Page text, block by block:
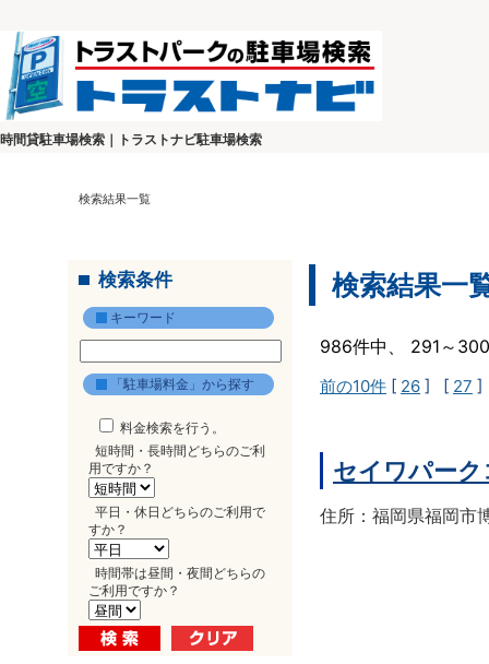
時間貸駐車場検索｜トラストナビ駐車場検索
検索結果一覧
検索条件
キーワード
「駐車場料金」から探す
料金検索を行う。
短時間・長時間どちらのご利
用ですか？
平日・休日どちらのご利用で
すか？
時間帯は昼間・夜間どちらの
ご利用ですか？
検索結果一
986件中、 291～
前の10件 [ 26 ] [ 27
セイワパー
住所：福岡県福岡市